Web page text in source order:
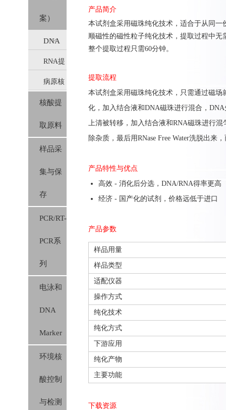
案）
DNA
提取
(IVD)
RNA提
取
(IVD)
病原核
酸提取
(IVD)
核酸提
取原料
样品采
集与保
存
PCR/RT-
PCR系
列
电泳和
DNA
Marker
环境核
酸控制
与检测
产品简介
本试剂盒采用磁珠纯化技术，适合于从同
顺磁性的磁性粒子纯化技术，提取过程中
整个提取过程只需60分钟。
提取流程
本试剂盒采用磁珠纯化技术，只需通过磁场
化，加入结合液和DNA磁珠进行混合，
上清被转移，加入结合液和RNA磁珠进行
除杂质，最后用RNase Free Water洗脱出来
产品特性与优点
高效 - 消化后分选，DNA/RNA得率更高
经济 - 国产化的试剂，价格远低于进口
产品参数
样品用量
样品类型
适配仪器
操作方式
纯化技术
纯化方式
下游应用
纯化产物
主要功能
下载资源